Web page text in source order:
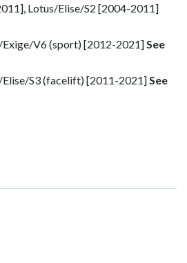
Lotus/Elise/S2 [2004-2011]
Exige/V6 (sport) [2012-2021]See
Elise/S3 (facelift) [2011-2021]See